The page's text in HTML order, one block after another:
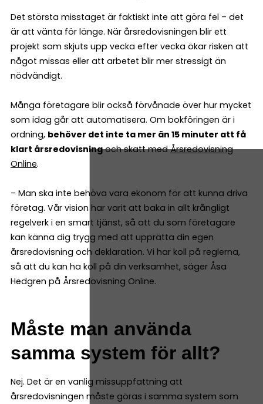
Det största misstaget är faktiskt inte att göra fel – det
är att vänta för länge. När årsredovisningen blir ett
projekt som skjuts upp vecka efter vecka ökar risken att
något missas eller att arbetet blir mer stressigt än
nödvändigt.
Många företagare blir också förvånade över hur mycket
som idag går att automatisera. Om bokföringen är i
ordning, behöver det inte ta mer än 15 minuter att få
klart årsredovisningoch skatt medÅrsredovisning
Online.
– Man ska inte behöva vara ekonom för att kunna driva
företag. Vår vision har varit att baka in allt krångligt
regelverk i en smart tjänst, så att du som företagare
kan känna dig trygg med att upprätta din egen
årsredovisning och deklaration. Vi har koll på reglerna,
så att du kan ha koll på din verksamhet, säger Åsa
Hedgren på Årsredovisning Online.
Måste man använda
samma system för allt?
Nej. Det är en vanlig missuppfattning att
årsredovisningen måste göras i samma system som